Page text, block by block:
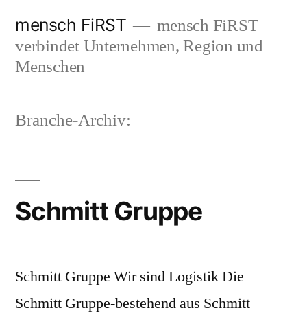
Inhalt
springen
mensch FiRST
mensch FiRST
verbindet Unternehmen, Region und
Menschen
Branche-Archiv:
Schmitt Gruppe
Schmitt Gruppe Wir sind Logistik Die
Schmitt Gruppe-bestehend aus Schmitt